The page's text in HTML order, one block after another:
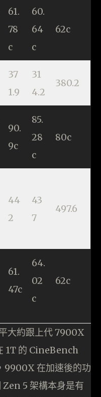
61.
78
c
60.
64
c
62c
37
1.9
31
4.2
380.2
90.
9c
85.
28
c
80c
44
2
43
7
497.6
61.
47c
64.
02
c
62c
大約跟上代 7900X
1T 的 CineBench
9900X 在加速後的功
5 架構本身是有